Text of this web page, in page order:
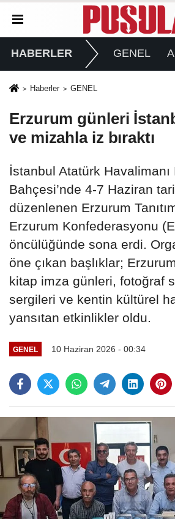
HABERLER GENEL
Haberler GENEL
Erzurum günleri
ve mizahla iz bıraktı
İstanbul Atatürk Havalimanı
Bahçesi’nde 4-7 Haziran
düzenlenen Erzurum
Erzurum Konfederasyonu
öncülüğünde sona erdi.
öne çıkan başlıklar;
kitap imza günleri, fotoğraf
sergileri ve kentin kültürel
yansıtan etkinlikler oldu.
GENEL 10 Haziran 2026 - 00:34